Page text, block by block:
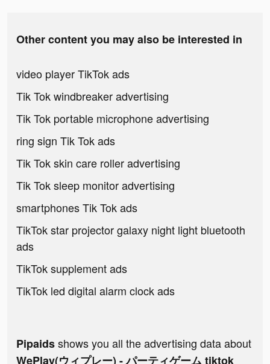
Other content you may also be interested in
video player TikTok ads
Tik Tok windbreaker advertising
Tik Tok portable microphone advertising
ring sign Tik Tok ads
Tik Tok skin care roller advertising
Tik Tok sleep monitor advertising
smartphones Tik Tok ads
TikTok star projector galaxy night light bluetooth
ads
TikTok supplement ads
TikTok led digital alarm clock ads
Pipaidsshows you all the advertising data about
WePlay(ウィプレー) - パーティゲーム tiktok